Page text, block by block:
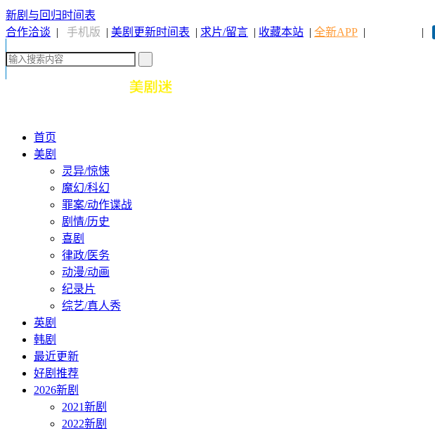
新剧与回归时间表
合作洽谈 | 手机版 | 美剧更新时间表 | 求片/留言 | 收藏本站 | 全新APP | |
首页
美剧
灵异/惊悚
魔幻/科幻
罪案/动作谍战
剧情/历史
喜剧
律政/医务
动漫/动画
纪录片
综艺/真人秀
英剧
韩剧
最近更新
好剧推荐
2026新剧
2021新剧
2022新剧